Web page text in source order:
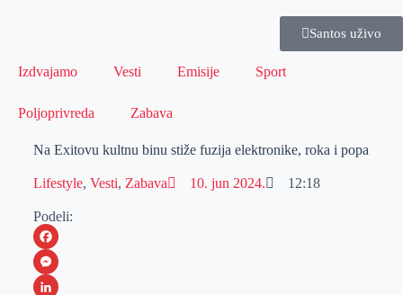
Santos uživo
Izdvajamo Vesti Emisije Sport
Poljoprivreda Zabava
Na Exitovu kultnu binu stiže fuzija elektronike, roka i popa
Lifestyle, Vesti, Zabava 10. jun 2024. 12:18
Podeli:
F
aM